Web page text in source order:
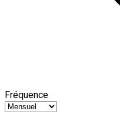
Fréquence